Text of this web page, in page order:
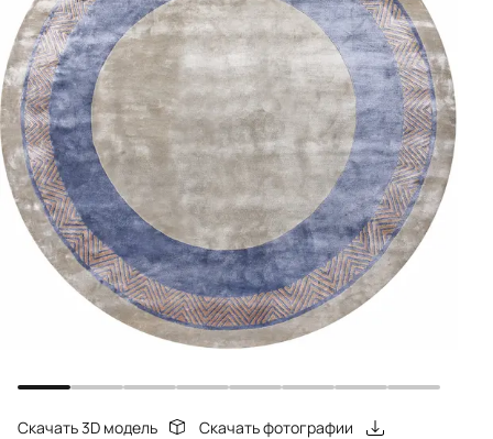
Скачать 3D модель Скачать фотографии